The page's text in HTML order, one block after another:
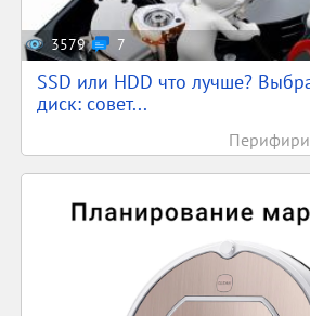
3579 7
SSD или HDD что лучше?
диск: совет...